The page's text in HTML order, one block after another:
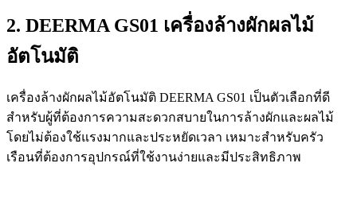
2. DEERMA GS01 เครื่องล้างผักผลไม้
อัตโนมัติ
เครื่องล้างผักผลไม้อัตโนมัติ DEERMA GS01 เป็นตัวเลือกที่ดี
สำหรับผู้ที่ต้องการความสะดวกสบายในการล้างผักและผลไม้
โดยไม่ต้องใช้แรงมากและประหยัดเวลา เหมาะสำหรับครัว
เรือนที่ต้องการอุปกรณ์ที่ใช้งานง่ายและมีประสิทธิภาพ